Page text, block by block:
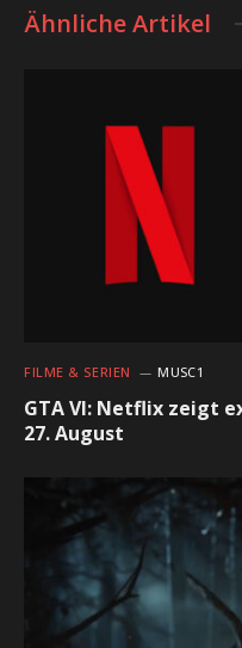
Ähnliche Artikel
FILME & SERIEN MUSC1
GTA VI: Netflix zeigt
27. August